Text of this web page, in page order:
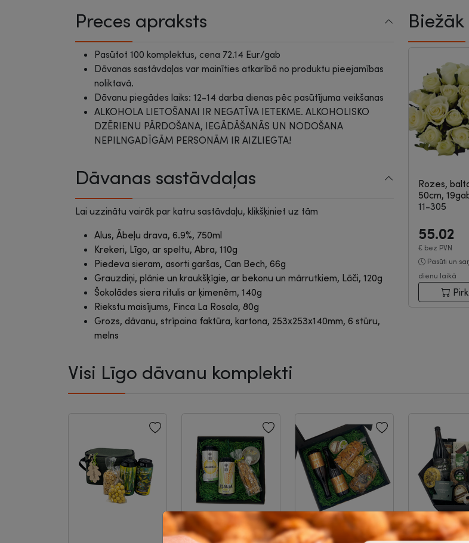
Preces apraksts
Pasūtot 100 komplektus, cena 72.14 Eur/gab
Dāvanas sastāvdaļas var mainīties atkarībā no produktu pieejamības
noliktavā.
Dāvanu piegādes laiks: 12-14 darba dienas pēc pasūtījuma veikšanas
ALKOHOLA LIETOŠANAI IR NEGATĪVA IETEKME. ALKOHOLISKO
DZĒRIENU PĀRDOŠANA, IEGĀDĀŠANĀS UN NODOŠANA
NEPILNGADĪGĀM PERSONĀM IR AIZLIEGTA!
Dāvanas sastāvdaļas
Lai uzzinātu vairāk par katru sastāvdaļu, klikšķiniet uz tām
Alus, Ābeļu drava, 6.9%, 750ml
Krekeri, Līgo, ar speltu, Abra, 110g
Piedeva sieram, asorti garšas, Can Bech, 66g
Grauzdiņi, plānie un kraukšķīgie, ar bekonu un mārrutkiem, Lāči, 120g
Šokolādes siera ritulis ar ķimenēm, 140g
Riekstu maisījums, Finca La Rosala, 80g
Grozs, dāvanu, strīpaina faktūra, kartona, 253x253x140mm, 6 stūru,
melns
Rozes,
50cm,
11-305
55.02
€ bez PVN
Pasūti un
dienu laikā
Visi Līgo dāvanu komplekti